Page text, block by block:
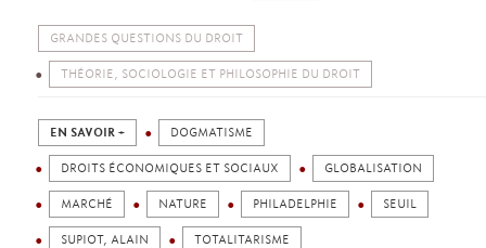
GRANDES QUESTIONS DU DROIT
THÉORIE, SOCIOLOGIE ET PHILOSOPHIE DU DROIT
EN SAVOIR + DOGMATISME
DROITS ÉCONOMIQUES ET SOCIAUX GLOBALISATION
MARCHÉ NATURE PHILADELPHIE SEUIL
SUPIOT, ALAIN TOTALITARISME